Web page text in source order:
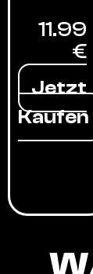
11.99
€
Jetzt
Kaufen